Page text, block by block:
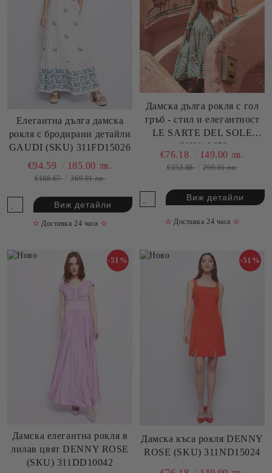
Елегантна дълга дамска
рокля с бродирани детайли
GAUDI (SKU) 311FD15026
€94.59 185.00 лв.
€188.67 369.01 лв.
Виж детайли
✫ Доставка 24 часа ✫
Дамска дълга рокля с гол
гръб - стил и елегантност
LE SARTE DEL SOLE
(SKU) 2652
€76.18 149.00 лв.
€152.88 299.01 лв.
Виж детайли
✫ Доставка 24 часа ✫
Дамска елегантна рокля в
лилав цвят DENNY ROSE
(SKU) 311DD10042
-51%
Дамска къса рокля DENNY
ROSE (SKU) 311ND15024
-51%